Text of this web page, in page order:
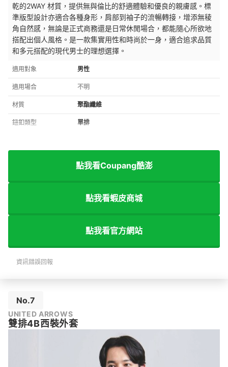
乾的2WAY 材質，提供無與倫比的舒適體驗和優良的親膚感。標
準版型設計亦適合各種身形，肩部到袖子的流暢轉接，增添無稜
角自然感，無論是正式商務還是日常休閒場合，都能隨心所欲地
搭配出個人風格。是一款集實用性和時尚於一身，適合追求品質
和多元搭配的現代男士的理想選擇。
適用對象 男性
適用場合 不明
材質 聚酯纖維
鈕釦類型 單排
點我看Coupang酷澎
點我看蝦皮商城
點我看官方網站
資訊錯誤回報
No.7
UNITED ARROWS
雙排4B西裝外套